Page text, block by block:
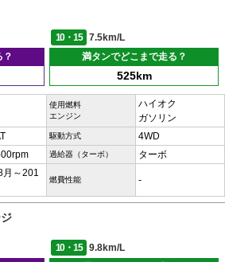
10・15
7.5km/L
？
満タンでどこまで走る？
525km
使用燃料
エンジン
ハイオク
ガソリン
駆動方式 4WD
過給器（ターボ） ターボ
月～201
燃費性能 -
10・15
9.8km/L